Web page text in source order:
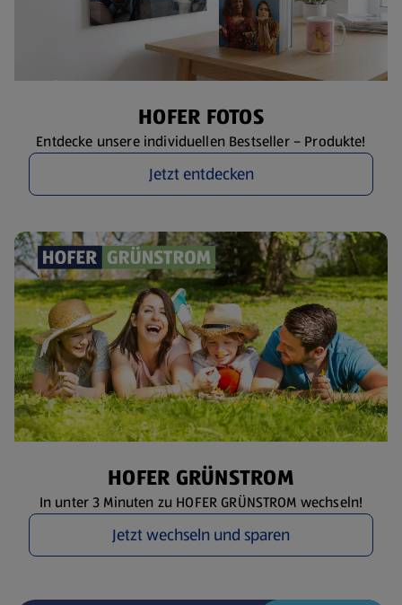
HOFER FOTOS
Entdecke unsere individuellen Bestseller – Produkte!
Jetzt entdecken
HOFER GRÜNSTROM
In unter 3 Minuten zu HOFER GRÜNSTROM wechseln!
Jetzt wechseln und sparen